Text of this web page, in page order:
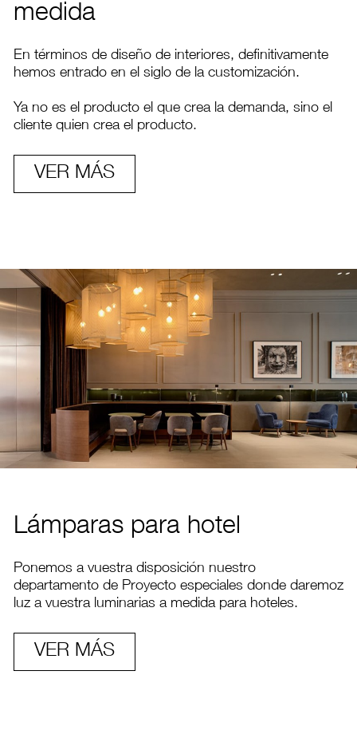
medida
En términos de diseño de interiores, definitivamente
hemos entrado en el siglo de la customización.
Ya no es el producto el que crea la demanda, sino el
cliente quien crea el producto.
VER MÁS
Lámparas para hotel
Ponemos a vuestra disposición nuestro
departamento de Proyecto especiales donde daremoz
luz a vuestra luminarias a medida para hoteles.
VER MÁS